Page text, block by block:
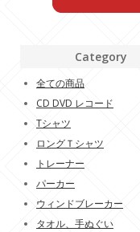
Category
全ての商品
CD DVD レコード
Tシャツ
ロングＴシャツ
トレーナー
パーカー
ウィンドブレーカー
タオル、手ぬぐい